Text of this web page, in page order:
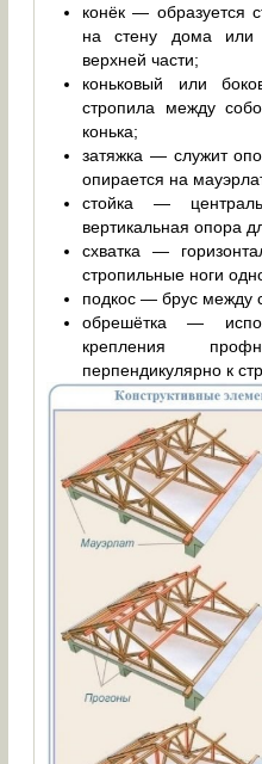
конёк — образуется
на стену дома или
верхней части;
коньковый или
стропила между
конька;
затяжка — служит
опирается на
стойка —
вертикальная опора
схватка —
стропильные ноги
подкос — брус между
обрешётка —
крепления
перпендикулярно к